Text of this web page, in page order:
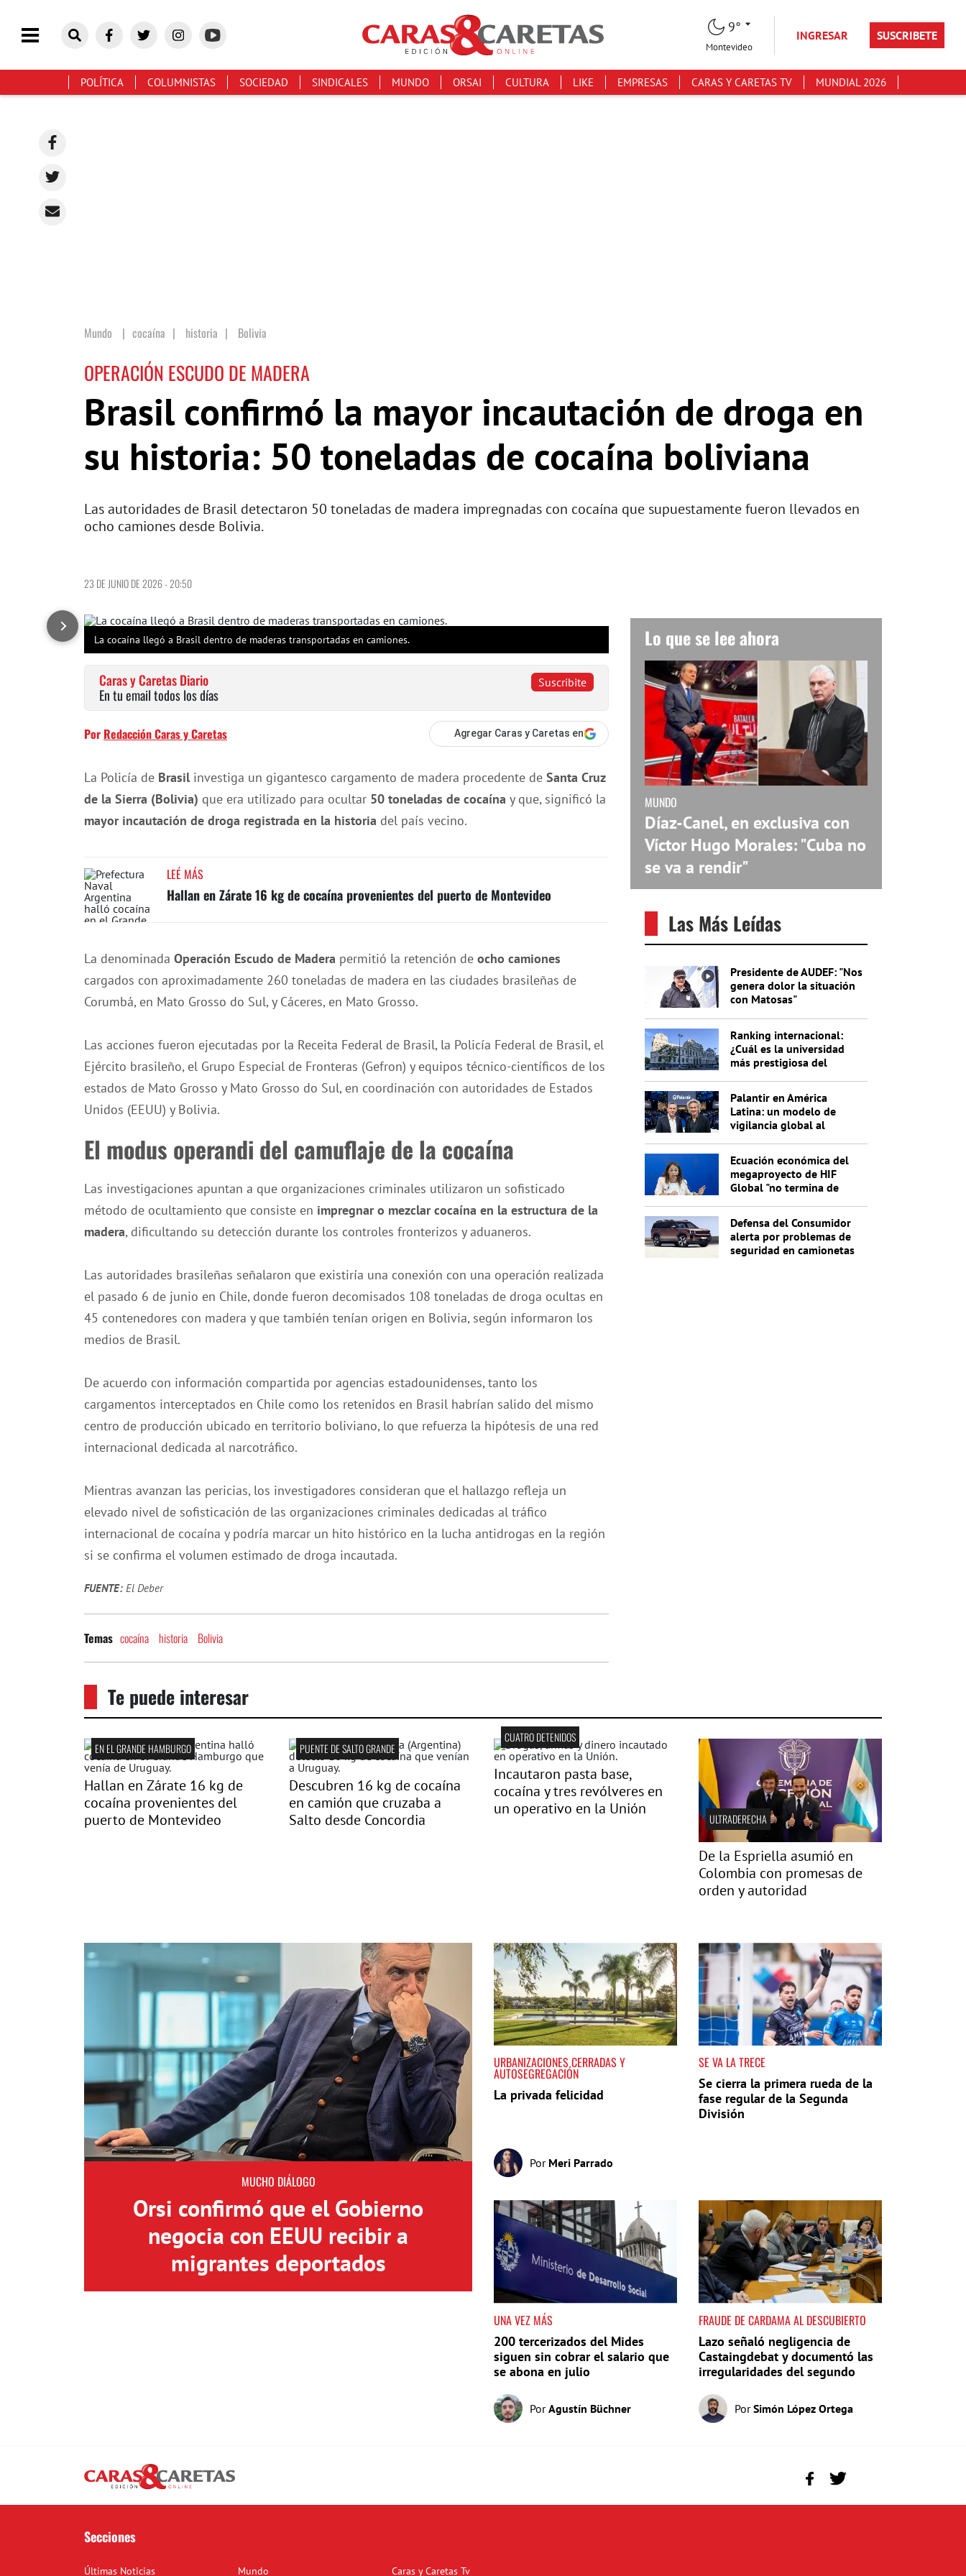
9°
Montevideo
INGRESAR SUSCRIBETE
POLÍTICA COLUMNISTAS SOCIEDAD SINDICALES MUNDO ORSAI CULTURA LIKE EMPRESAS CARAS Y CARETAS TV MUNDIAL 2026
Mundo cocaína | historia | Bolivia
OPERACIÓN ESCUDO DE MADERA
Brasil confirmó la mayor incautación de droga en
su historia: 50 toneladas de cocaína boliviana
Las autoridades de Brasil detectaron 50 toneladas de madera impregnadas con cocaína que supuestamente fueron llevados en
ocho camiones desde Bolivia.
23 DE JUNIO DE 2026 - 20:50
La cocaína llegó a Brasil dentro de maderas transportadas en camiones.
Suscribite
Caras y Caretas Diario
En tu email todos los días
Por Redacción Caras y Caretas Agregar Caras y Caretas en
La Policía de Brasilinvestiga un gigantesco cargamento de madera procedente de Santa Cruz
de la Sierra (Bolivia) que era utilizado para ocultar 50 toneladas de cocaína y que, significó la
mayor incautación de droga registrada en la historia del país vecino.
LEÉ MÁS
Hallan en Zárate 16 kg de cocaína provenientes del puerto de Montevideo
La denominada Operación Escudo de Madera permitió la retención de ocho camiones
cargados con aproximadamente 260 toneladas de madera en las ciudades brasileñas de
Corumbá, en Mato Grosso do Sul, y Cáceres, en Mato Grosso.
Las acciones fueron ejecutadas por la Receita Federal de Brasil, la Policía Federal de Brasil, el
Ejército brasileño, el Grupo Especial de Fronteras (Gefron) y equipos técnico-científicos de los
estados de Mato Grosso y Mato Grosso do Sul, en coordinación con autoridades de Estados
Unidos (EEUU) y Bolivia.
El modus operandi del camuflaje de la cocaína
Las investigaciones apuntan a que organizaciones criminales utilizaron un sofisticado
método de ocultamiento que consiste en impregnar o mezclar cocaína en la estructura de la
madera, dificultando su detección durante los controles fronterizos y aduaneros.
Las autoridades brasileñas señalaron que existiría una conexión con una operación realizada
el pasado 6 de junio en Chile, donde fueron decomisados 108 toneladas de droga ocultas en
45 contenedores con madera y que también tenían origen en Bolivia, según informaron los
medios de Brasil.
De acuerdo con información compartida por agencias estadounidenses, tanto los
cargamentos interceptados en Chile como los retenidos en Brasil habrían salido del mismo
centro de producción ubicado en territorio boliviano, lo que refuerza la hipótesis de una red
internacional dedicada al narcotráfico.
Mientras avanzan las pericias, los investigadores consideran que el hallazgo refleja un
elevado nivel de sofisticación de las organizaciones criminales dedicadas al tráfico
internacional de cocaína y podría marcar un hito histórico en la lucha antidrogas en la región
si se confirma el volumen estimado de droga incautada.
FUENTE: El Deber
Temas cocaína historia Bolivia
Lo que se lee ahora
MUNDO
Díaz-Canel, en exclusiva con
Víctor Hugo Morales: "Cuba no
se va a rendir"
Las Más Leídas
Presidente de AUDEF: "Nos
genera dolor la situación
con Matosas"
Ranking internacional:
¿Cuál es la universidad
más prestigiosa del
Palantir en América
Latina: un modelo de
vigilancia global al
Ecuación económica del
megaproyecto de HIF
Global "no termina de
Defensa del Consumidor
alerta por problemas de
seguridad en camionetas
Te puede interesar
EN EL GRANDE HAMBURGO
Hallan en Zárate 16 kg de
cocaína provenientes del
puerto de Montevideo
PUENTE DE SALTO GRANDE
Descubren 16 kg de cocaína
en camión que cruzaba a
Salto desde Concordia
CUATRO DETENIDOS
Incautaron pasta base,
cocaína y tres revólveres en
un operativo en la Unión
ULTRADERECHA
De la Espriella asumió en
Colombia con promesas de
orden y autoridad
MUCHO DIÁLOGO
Orsi confirmó que el Gobierno
negocia con EEUU recibir a
migrantes deportados
URBANIZACIONES CERRADAS Y
AUTOSEGREGACIÓN
La privada felicidad
Por Meri Parrado
SE VA LA TRECE
Se cierra la primera rueda de la
fase regular de la Segunda
División
UNA VEZ MÁS
200 tercerizados del Mides
siguen sin cobrar el salario que
se abona en julio
PorAgustín Büchner
FRAUDE DE CARDAMA AL DESCUBIERTO
Lazo señaló negligencia de
Castaingdebat y documentó las
irregularidades del segundo
PorSimón López Ortega
Secciones
Últimas Noticias Mundo Caras y Caretas Tv